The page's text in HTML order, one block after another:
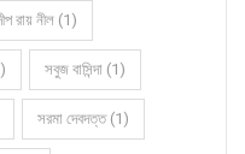
রায় নীল (1)
সবুজ বাসিন্দা (1)
সরমা দেবদত্ত (1)